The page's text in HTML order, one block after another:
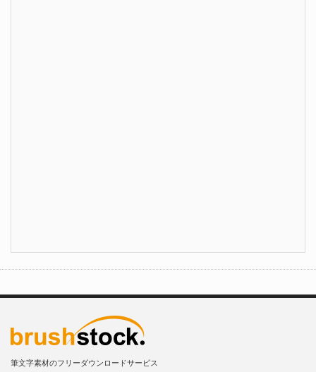
筆文字素材のフリーダウンロードサービス